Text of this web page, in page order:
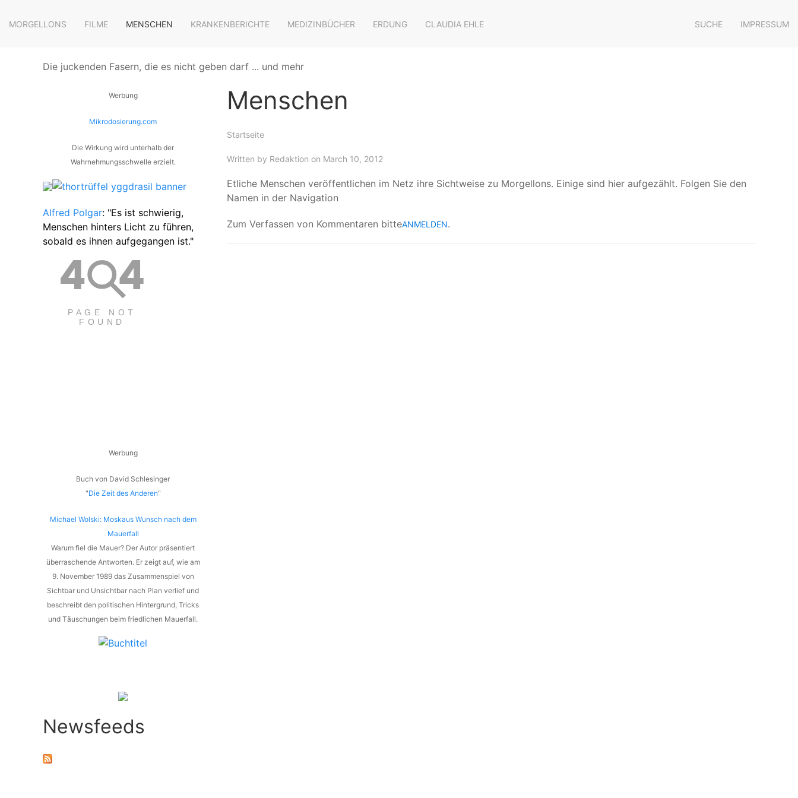
MORGELLONS FILME MENSCHEN KRANKENBERICHTE MEDIZINBÜCHER ERDUNG CLAUDIA EHLE SUCHE IMPRESSUM
Die juckenden Fasern, die es nicht geben darf ... und mehr
Menschen
Startseite
Written by Redaktion on March 10, 2012
Etliche Menschen veröffentlichen im Netz ihre Sichtweise zu Morgellons. Einige sind hier aufgezählt. Folgen Sie den
Namen in der Navigation
Zum Verfassen von Kommentaren bitteANMELDEN.
Werbung
Mikrodosierung.com
Die Wirkung wird unterhalb der
Wahrnehmungsschwelle erzielt.
Alfred Polgar: "Es ist schwierig,
Menschen hinters Licht zu führen,
sobald es ihnen aufgegangen ist."
Werbung
Buch von David Schlesinger
"Die Zeit des Anderen"
Michael Wolski: Moskaus Wunsch nach dem
Mauerfall
Warum fiel die Mauer? Der Autor präsentiert
überraschende Antworten. Er zeigt auf, wie am
9. November 1989 das Zusammenspiel von
Sichtbar und Unsichtbar nach Plan verlief und
beschreibt den politischen Hintergrund, Tricks
und Täuschungen beim friedlichen Mauerfall.
Newsfeeds